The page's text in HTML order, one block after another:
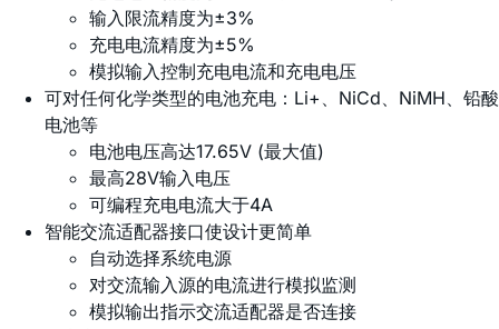
输入限流精度为±3%
充电电流精度为±5%
模拟输入控制充电电流和充电电压
可对任何化学类型的电池充电：Li+、NiCd、NiMH、铅酸
电池等
电池电压高达17.65V (最大值)
最高28V输入电压
可编程充电电流大于4A
智能交流适配器接口使设计更简单
自动选择系统电源
对交流输入源的电流进行模拟监测
模拟输出指示交流适配器是否连接